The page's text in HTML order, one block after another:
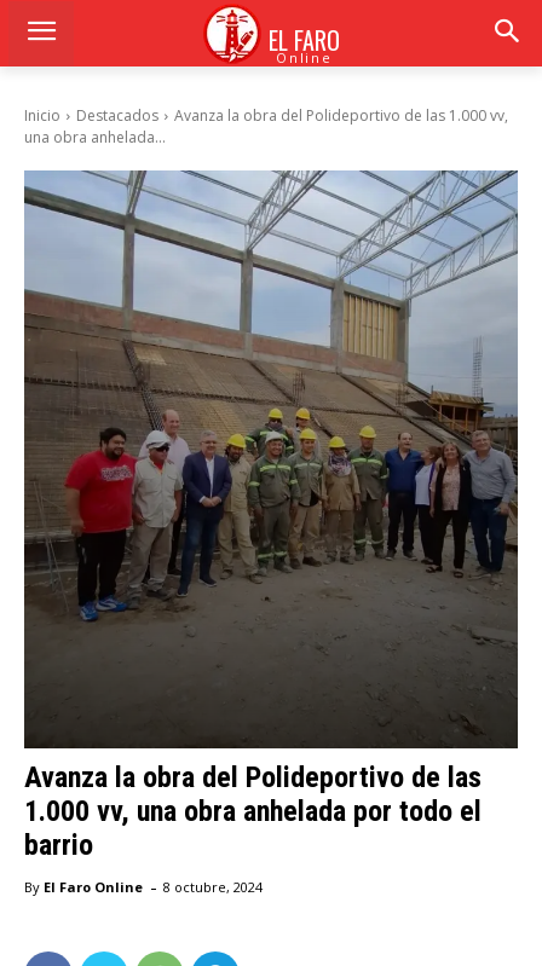
EL FARO
Online
Inicio Destacados
Avanza la obra del Polideportivo de las 1.000 vv,
una obra anhelada...
Avanza la obra del Polideportivo de las
1.000 vv, una obra anhelada por todo el
barrio
By El Faro Online - 8 octubre, 2024